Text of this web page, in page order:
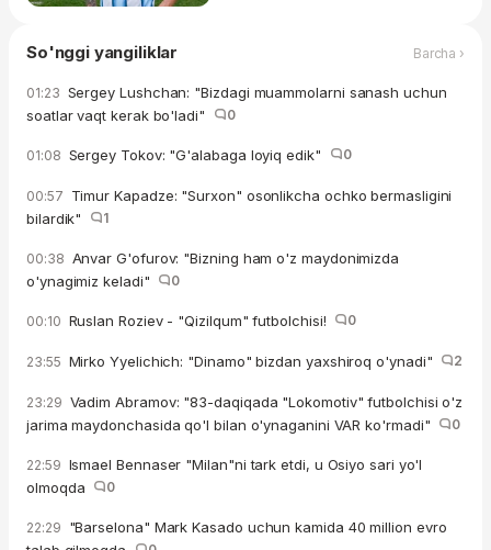
So'nggi yangiliklar Barcha ›
01:23 Sergey Lushchan: "Bizdagi muammolarni sanash uchun
soatlar vaqt kerak bo'ladi"
0
01:08 Sergey Tokov: "G'alabaga loyiq edik" 0
00:57 Timur Kapadze: "Surxon" osonlikcha ochko bermasligini
bilardik"
1
00:38 Anvar G'ofurov: "Bizning ham o'z maydonimizda
o'ynagimiz keladi"
0
00:10 Ruslan Roziev - "Qizilqum" futbolchisi! 0
23:55 Mirko Yyelichich: "Dinamo" bizdan yaxshiroq o'ynadi" 2
23:29 Vadim Abramov: "83-daqiqada "Lokomotiv" futbolchisi o'z
jarima maydonchasida qo'l bilan o'ynaganini VAR ko'rmadi"
0
22:59 Ismael Bennaser "Milan"ni tark etdi, u Osiyo sari yo'l
olmoqda
0
22:29 "Barselona" Mark Kasado uchun kamida 40 million evro